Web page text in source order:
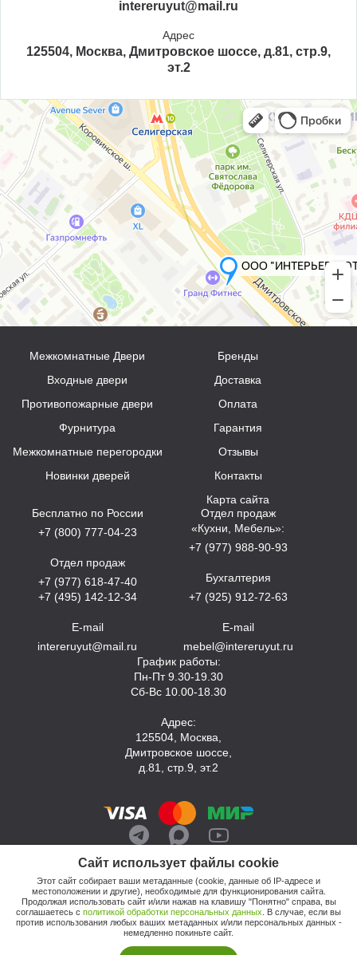
intereruyut@mail.ru
Адрес
125504, Москва, Дмитровское шоссе, д.81, стр.9,
эт.2
Сайт использует файлы cookie
Этот сайт собирает ваши метаданные (cookie, данные об IP-адресе и
местоположении и другие), необходимые для функционирования сайта.
Продолжая использовать сайт и/или нажав на клавишу "Понятно" справа, вы
соглашаетесь с политикой обработки персональных данных . В случае, если вы
против использования любых ваших метаданных и/или персональных данных -
немедленно покиньте сайт.
Межкомнатные Двери
Входные двери
Противопожарные двери
Фурнитура
Межкомнатные перегородки
Новинки дверей
Бренды
Доставка
Оплата
Гарантия
Отзывы
Контакты
Карта сайта
Бесплатно по России
+7 (800) 777-04-23
Отдел продаж
+7 (977) 618-47-40
+7 (495) 142-12-34
E-mail
intereruyut@mail.ru
Отдел продаж
«Кухни, Мебель»:
+7 (977) 988-90-93
Бухгалтерия
+7 (925) 912-72-63
E-mail
mebel@intereruyut.ru
График работы:
Пн-Пт 9.30-19.30
Сб-Вс 10.00-18.30
Адрес:
125504, Москва,
Дмитровское шоссе,
д.81, стр.9, эт.2
© 2026, Компания «Интерьер Уют»
Политика обработки персональных данных